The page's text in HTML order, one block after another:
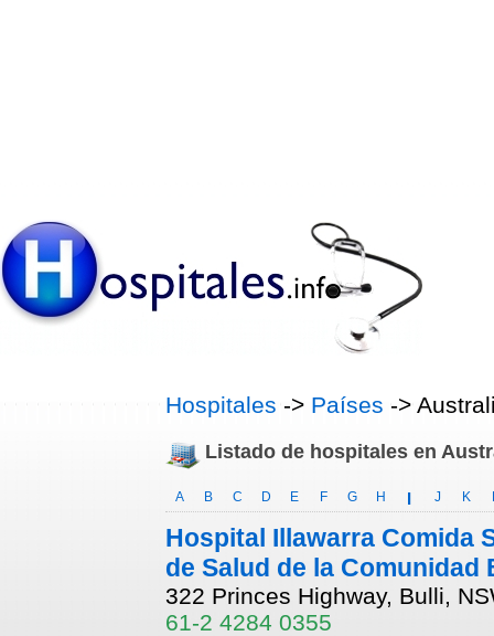
Hospitales -> Países ->
Listado de hospitales en
A B C D E F G H I J K
Hospital Illawarra Comida
de Salud de la Comunidad
322 Princes Highway, Bulli,
61-2 4284 0355